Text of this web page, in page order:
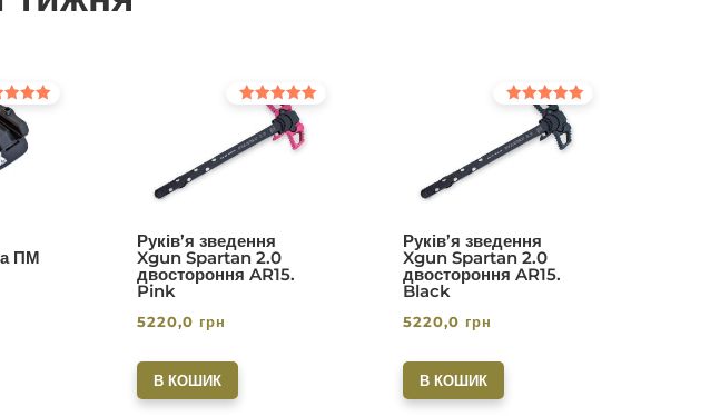
ПМ
в
Руків’я зведення
Xgun Spartan 2.0
двостороння AR15.
Pink
Оцінено в
з 5
5220,0 грн
В КОШИК
Руків’я зведення
Xgun Spartan 2.0
двостороння AR15.
Black
Оцінено в
з 5
5220,0 грн
В КОШИК